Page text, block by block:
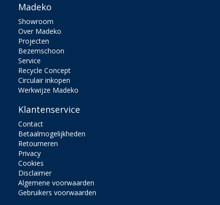
Madeko
Showroom
Over Madeko
Projecten
Bezemschoon
Service
Recycle Concept
Circulair inkopen
Werkwijze Madeko
Klantenservice
Contact
Betaalmogelijkheden
Retourneren
Privacy
Cookies
Disclaimer
Algemene voorwaarden
Gebruikers voorwaarden